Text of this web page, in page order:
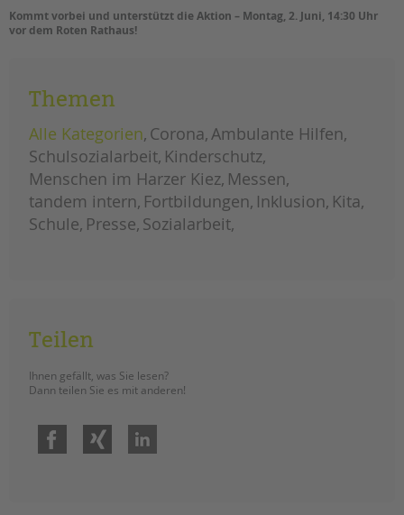
Kommt vorbei und unterstützt die Aktion – Montag, 2. Juni, 14:30 Uhr
vor dem Roten Rathaus!
Themen
Alle Kategorien Corona Ambulante Hilfen
Schulsozialarbeit Kinderschutz
Menschen im Harzer Kiez Messen
tandem intern Fortbildungen Inklusion Kita
Schule Presse Sozialarbeit
Teilen
Ihnen gefällt, was Sie lesen?
Dann teilen Sie es mit anderen!
Facebook